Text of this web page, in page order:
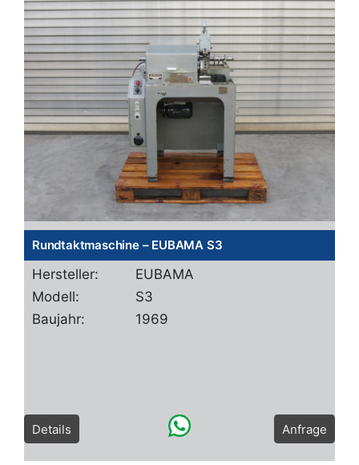
Rundtaktmaschine – EUBAMA S3
Hersteller:
EUBAMA
Modell:
S3
Baujahr:
1969
Details Anfrage